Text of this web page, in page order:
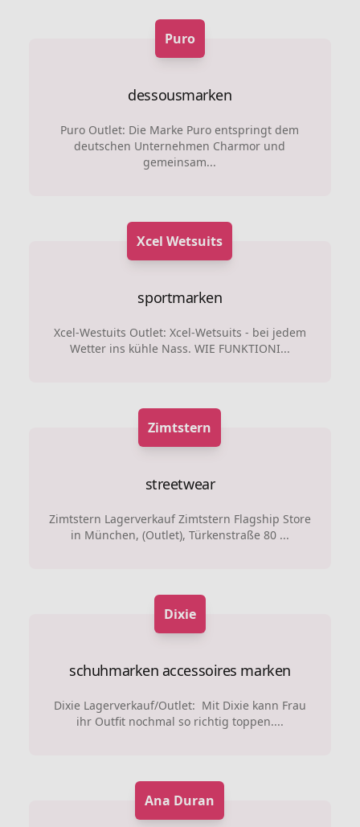
Puro
dessousmarken
Puro Outlet: Die Marke Puro entspringt dem
deutschen Unternehmen Charmor und
gemeinsam...
Xcel Wetsuits
sportmarken
Xcel-Westuits Outlet: Xcel-Wetsuits - bei jedem
Wetter ins kühle Nass. WIE FUNKTIONI...
Zimtstern
streetwear
Zimtstern Lagerverkauf Zimtstern Flagship Store
in München, (Outlet), Türkenstraße 80 ...
Dixie
schuhmarken accessoires marken
Dixie Lagerverkauf/Outlet: Mit Dixie kann Frau
ihr Outfit nochmal so richtig toppen....
Ana Duran